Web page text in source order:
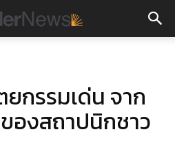
ยกรรมเด่น จาก
องสถาปนิกชาว